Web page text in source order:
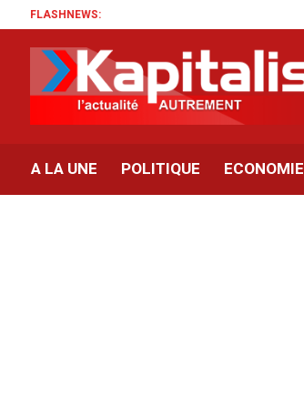
FLASHNEWS:
A LA UNE POLITIQUE ECONOMIE